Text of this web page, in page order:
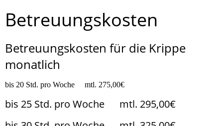
Betreuungskosten
Betreuungskosten für die Krippe
monatlich
bis 20 Std. pro Woche mtl. 275,00€
bis 25 Std. pro Woche mtl. 295,00€